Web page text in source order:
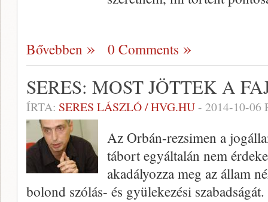
Bővebben 0 Comments
SERES: MOST JÖTTEK A
ÍRTA: SERES LÁSZLÓ / HVG.HU- 2014-10-06
Az Orbán-rezsimen a
tábort egyáltalán nem
akadályozza meg az állam
bolond szólás- és gyülekezési